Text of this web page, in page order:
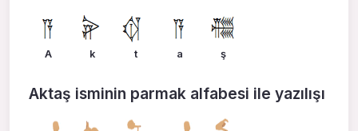
A k t a ş
Aktaş isminin parmak alfabesi ile yazılışı